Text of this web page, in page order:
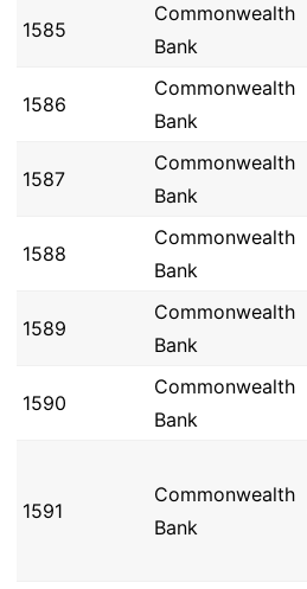
1585
Commonwealth
Bank
1586
Commonwealth
Bank
1587
Commonwealth
Bank
1588
Commonwealth
Bank
1589
Commonwealth
Bank
1590
Commonwealth
Bank
1591
Commonwealth
Bank